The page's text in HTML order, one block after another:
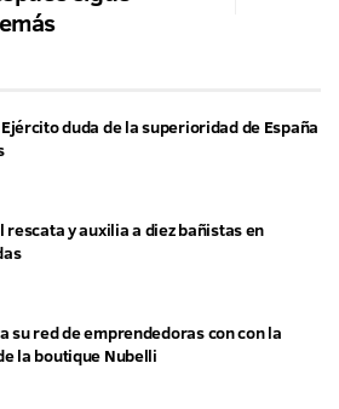
duda de la superioridad de España
rescata y auxilia a diez bañistas en
su red de emprendedoras con con la
la boutique Nubelli